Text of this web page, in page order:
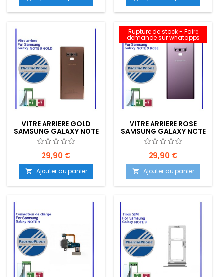
VITRE ARRIERE GOLD
SAMSUNG GALAXY NOTE
9 - EMPLACEMENT: Z2-
R15-49
29,90 €
 Ajouter au panier
Rupture de stock - Faire
demande sur whatapps
VITRE ARRIERE ROSE
SAMSUNG GALAXY NOTE
9 - EMPLACEMENT: Z2-
R15-49
29,90 €
 Ajouter au panier